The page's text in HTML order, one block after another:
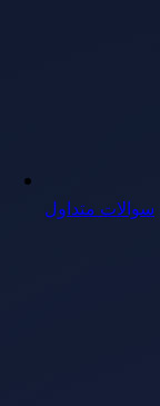
سوالات متداول